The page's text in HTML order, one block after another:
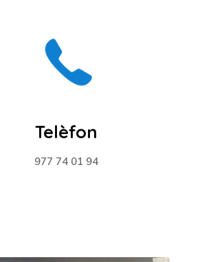
Telèfon
977 74 01 94